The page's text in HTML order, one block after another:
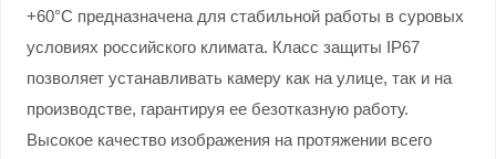
+60°С предназначена для стабильной работы в суровых
условиях российского климата. Класс защиты IP67
позволяет устанавливать камеру как на улице, так и на
производстве, гарантируя ее безотказную работу.
Высокое качество изображения на протяжении всего